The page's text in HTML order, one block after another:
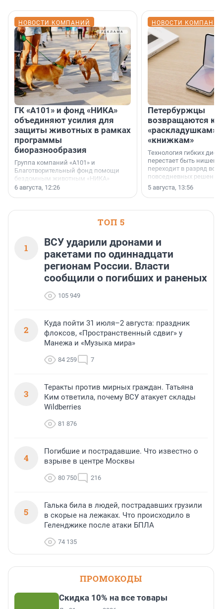
НОВОСТИ КОМПАНИЙ
ГК «А101» и фонд «НИКА»
объединяют усилия для
защиты животных в рамках
программы
биоразнообразия
Группа компаний «А101» и
Благотворительный фонд помощи
бездомным животным «НИКА»
заключили соглашение о
6 августа, 12:26
НОВОСТИ
Петербуржцы
возвращаются к
«раскладушкам»
«книжкам»
Технология гибких
перестает быть
переходит в разряд
повседневных
5 августа, 13:56
ТОП 5
1
ВСУ ударили дронами и
ракетами по одиннадцати
регионам России. Власти
сообщили о погибших и раненых
105 949
2
Куда пойти 31 июля–2 августа: праздник
флоксов, «Пространственный сдвиг» у
Манежа и «Музыка мира»
84 259 7
3
Теракты против мирных граждан. Татьяна
Ким ответила, почему ВСУ атакует склады
Wildberries
81 876
4
Погибшие и пострадавшие. Что известно о
взрыве в центре Москвы
80 750 216
5
Галька била в людей, пострадавших грузили
в скорые на лежаках. Что происходило в
Геленджике после атаки БПЛА
74 135
ПРОМОКОДЫ
Скидка 10% на все товары